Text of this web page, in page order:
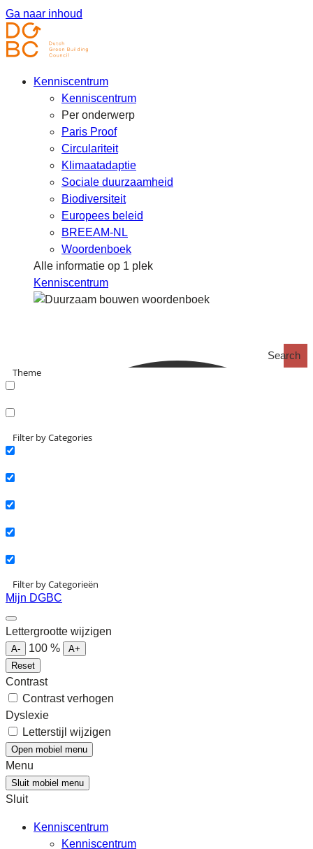
Ga naar inhoud
Kenniscentrum
Kenniscentrum
Per onderwerp
Paris Proof
Circulariteit
Klimaatadaptie
Sociale duurzaamheid
Biodiversiteit
Europees beleid
BREEAM-NL
Woordenboek
Alle informatie op 1 plek
Kenniscentrum
Search
Theme
Filter by Categories
Filter by Categorieën
Mijn DGBC
Lettergrootte wijzigen
A- 100 %
A+
Reset
Contrast
Contrast verhogen
Dyslexie
Letterstijl wijzigen
Open mobiel menu
Menu
Sluit mobiel menu
Sluit
Kenniscentrum
Kenniscentrum